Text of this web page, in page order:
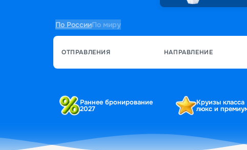
По РоссииПо миру
ОТПРАВЛЕНИЯ НАПРАВЛЕНИЕ
Раннее бронирование
2027
Круизы класса
люкс и